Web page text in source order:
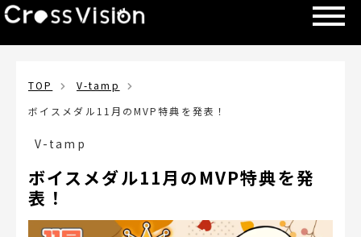
TOP
V-tamp
ボイスメダル11月のMVP特典を発表！
V-tamp
ボイスメダル11月のMVP特典を発
表！